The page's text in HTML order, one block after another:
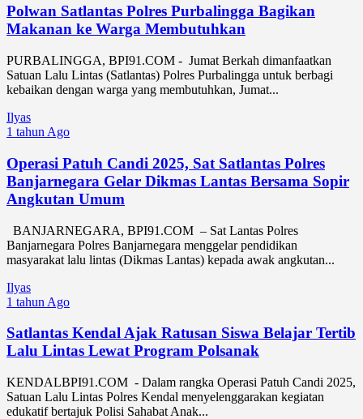
Polwan Satlantas Polres Purbalingga Bagikan
Makanan ke Warga Membutuhkan
PURBALINGGA, BPI91.COM - Jumat Berkah dimanfaatkan
Satuan Lalu Lintas (Satlantas) Polres Purbalingga untuk berbagi
kebaikan dengan warga yang membutuhkan, Jumat...
Ilyas
1 tahun Ago
Operasi Patuh Candi 2025, Sat Satlantas Polres
Banjarnegara Gelar Dikmas Lantas Bersama Sopir
Angkutan Umum
BANJARNEGARA, BPI91.COM – Sat Lantas Polres
Banjarnegara Polres Banjarnegara menggelar pendidikan
masyarakat lalu lintas (Dikmas Lantas) kepada awak angkutan...
Ilyas
1 tahun Ago
Satlantas Kendal Ajak Ratusan Siswa Belajar Tertib
Lalu Lintas Lewat Program Polsanak
KENDALBPI91.COM - Dalam rangka Operasi Patuh Candi 2025,
Satuan Lalu Lintas Polres Kendal menyelenggarakan kegiatan
edukatif bertajuk Polisi Sahabat Anak...